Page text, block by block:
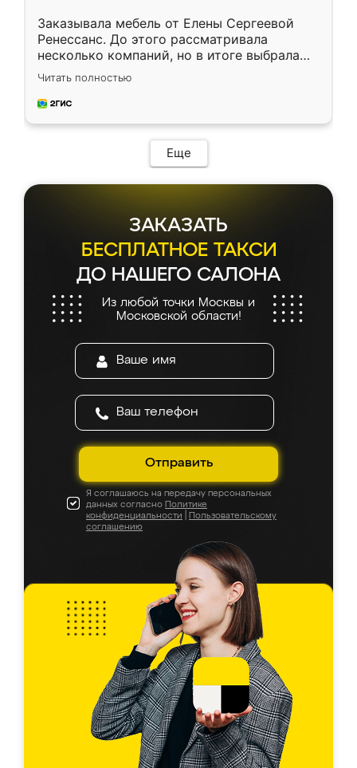
Заказывала мебель от Елены Сергеевой
Ренессанс. До этого рассматривала
несколько компаний, но в итоге выбрала
эту. Сначала обговорили условия, потом
приехал замерщик, всё спокойно объяснил
и снял размеры. Изготовили в срок, с
мебель сразу встала на свое место без
каких-либо доработок. Качеством осталась
довольна, все выглядит так, как и ожидала.
Читать полностью
Еще
ЗАКАЗАТЬ
БЕСПЛАТНОЕ ТАКСИ
ДО НАШЕГО САЛОНА
Из любой точки Москвы и
Московской области!
Отправить
Я соглашаюсь на передачу персональных
данных согласно Политике
конфиденциальности
Пользовательскому
соглашению